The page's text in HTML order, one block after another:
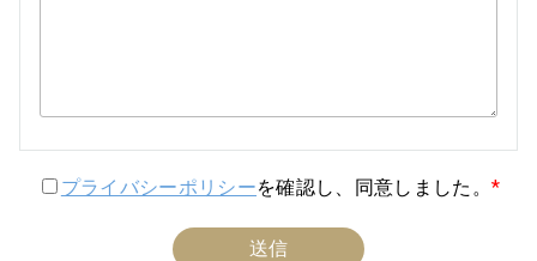
プライバシーポリシーを確認し、同意しました。 *